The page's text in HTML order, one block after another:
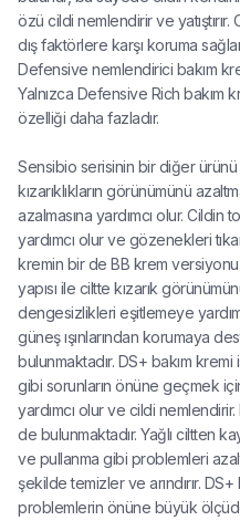
özü cildi nemlendirir ve
dış faktörlere karşı koruma
Defensive nemlendirici bakım
Yalnızca Defensive Rich
özelliği daha fazladır.
Sensibio serisinin bir diğer
kızarıklıkların görünümünü
azalmasına yardımcı olur. Cildin
yardımcı olur ve gözenekleri
kremin bir de BB krem versiyonu
yapısı ile ciltte kızarık
dengesizlikleri eşitlemeye
güneş ışınlarından korumaya
bulunmaktadır. DS+ bakım
gibi sorunların önüne geçmek için
yardımcı olur ve cildi
de bulunmaktadır. Yağlı ciltten
ve pullanma gibi problemleri
şekilde temizler ve arındırır. DS+
problemlerin önüne büyük